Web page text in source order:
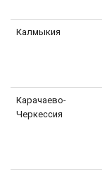
Калмыкия
Карачаево-
Черкессия